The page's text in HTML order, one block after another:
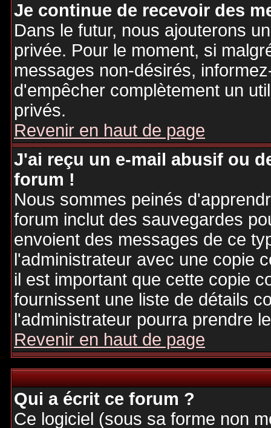
Je continue de recevoir des
Dans le futur, nous ajouterons
privée. Pour le moment, si
messages non-désirés,
d'empêcher complètement un
privés.
Revenir en haut de page
J'ai reçu un e-mail abusif ou
forum !
Nous sommes peinés
forum inclut des sauvegardes
envoient des messages de ce
l'administrateur avec une copie
il est important que cette copie
fournissent une liste de détails
l'administrateur pourra prendre
Revenir en haut de page
Qui a écrit ce forum ?
Ce logiciel (sous sa forme non